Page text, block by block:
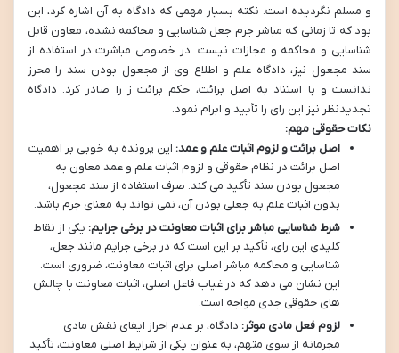
و مسلم نگردیده است. نکته بسیار مهمی که دادگاه به آن اشاره کرد، این
بود که تا زمانی که مباشر جرم جعل شناسایی و محاکمه نشده، معاون قابل
شناسایی و محاکمه و مجازات نیست. در خصوص مباشرت در استفاده از
سند مجعول نیز، دادگاه علم و اطلاع وی از مجعول بودن سند را محرز
ندانست و با استناد به اصل برائت، حکم برائت ز را صادر کرد. دادگاه
تجدیدنظر نیز این رای را تأیید و ابرام نمود.
نکات حقوقی مهم:
اصل برائت و لزوم اثبات علم و عمد: این پرونده به خوبی بر اهمیت
اصل برائت در نظام حقوقی و لزوم اثبات علم و عمد معاون به
مجعول بودن سند تأکید می کند. صرف استفاده از سند مجعول،
بدون اثبات علم به جعلی بودن آن، نمی تواند به معنای جرم باشد.
شرط شناسایی مباشر برای اثبات معاونت در برخی جرایم: یکی از نقاط
کلیدی این رای، تأکید بر این است که در برخی جرایم مانند جعل،
شناسایی و محاکمه مباشر اصلی برای اثبات معاونت، ضروری است.
این نشان می دهد که در غیاب فاعل اصلی، اثبات معاونت با چالش
های حقوقی جدی مواجه است.
لزوم فعل مادی موثر: دادگاه، بر عدم احراز ایفای نقش مادی
مجرمانه از سوی متهم، به عنوان یکی از شرایط اصلی معاونت، تأکید